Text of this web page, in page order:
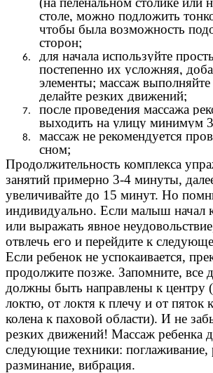
столе, можно подложить
чтобы была возможность
сторон;
для начала используйте
постепенно их усложняя,
элементы; массаж выполняйте
делайте резких движений;
после проведения массажа
выходить на улицу минимум
массаж не рекомендуется
сном;
Продолжительность комплекса
занятий примерно 3-4 минуты,
увеличивайте до 15 минут. Но
индивидуально. Если малыш начал
или выражать явное
отвлечь его и перейдите к
Если ребенок не успокаивается,
продолжите позже. Запомните, все
должны быть направлены к центру
локтю, от локтя к плечу и от пяток
колена к паховой области). И не
резких движений! Массаж ребенка
следующие техники: поглаживание,
разминание, вибрация.